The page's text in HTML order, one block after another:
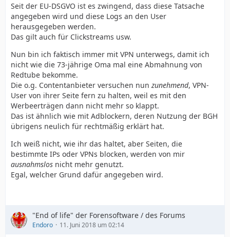
Seit der EU-DSGVO ist es zwingend, dass diese Tatsache
angegeben wird und diese Logs an den User
herausgegeben werden.
Das gilt auch für Clickstreams usw.
Nun bin ich faktisch immer mit VPN unterwegs, damit ich
nicht wie die 73-jährige Oma mal eine Abmahnung von
Redtube bekomme.
Die o.g. Contentanbieter versuchen nun zunehmend, VPN-
User von ihrer Seite fern zu halten, weil es mit den
Werbeerträgen dann nicht mehr so klappt.
Das ist ähnlich wie mit Adblockern, deren Nutzung der BGH
übrigens neulich für rechtmäßig erklärt hat.
Ich weiß nicht, wie ihr das haltet, aber Seiten, die
bestimmte IPs oder VPNs blocken, werden von mir
ausnahmslos nicht mehr genutzt.
Egal, welcher Grund dafür angegeben wird.
"End of life" der Forensoftware / des Forums
Endoro 11. Juni 2018 um 02:14